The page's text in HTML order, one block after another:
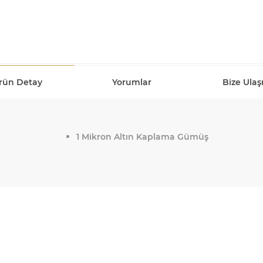
Detay Yorumlar Bize
1 Mikron Altın Kaplama Gümüş